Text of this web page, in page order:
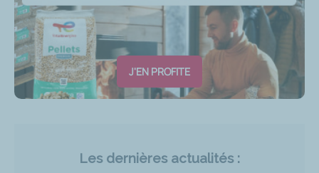
J'EN PROFITE
Les dernières actualités :